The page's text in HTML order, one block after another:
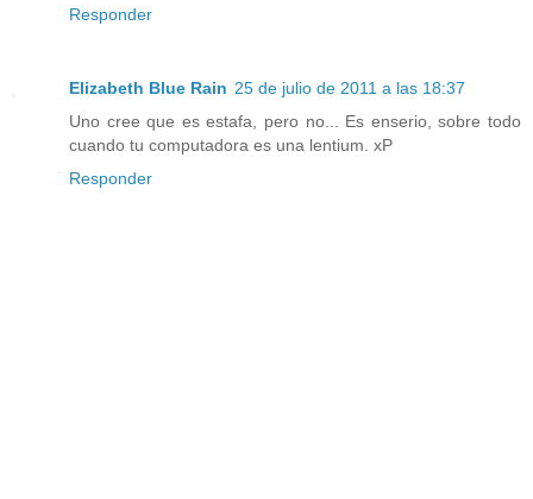
Responder
Elizabeth Blue Rain 25 de julio de 2011 a las 18:37
Uno cree que es estafa, pero no... Es enserio, sobre todo
cuando tu computadora es una lentium. xP
Responder